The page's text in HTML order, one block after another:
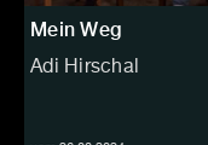
Mein Weg
Adi Hirschal